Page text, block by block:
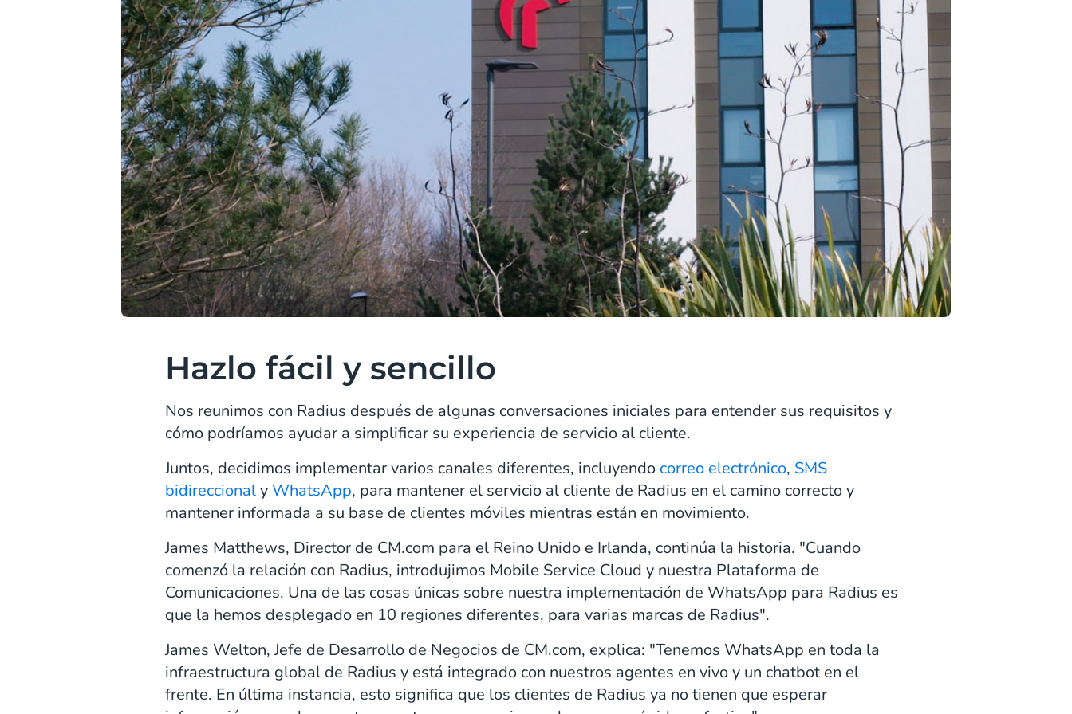
Hazlo fácil y sencillo
Nos reunimos con Radius después de algunas conversaciones iniciales para entender sus requisitos y
cómo podríamos ayudar a simplificar su experiencia de servicio al cliente.
Juntos, decidimos implementar varios canales diferentes, incluyendo correo electrónico, SMS
bidireccionaly WhatsApp, para mantener el servicio al cliente de Radius en el camino correcto y
mantener informada a su base de clientes móviles mientras están en movimiento.
James Matthews, Director de CM.com para el Reino Unido e Irlanda, continúa la historia. "Cuando
comenzó la relación con Radius, introdujimos Mobile Service Cloud y nuestra Plataforma de
Comunicaciones. Una de las cosas únicas sobre nuestra implementación de WhatsApp para Radius es
que la hemos desplegado en 10 regiones diferentes, para varias marcas de Radius".
James Welton, Jefe de Desarrollo de Negocios de CM.com, explica: "Tenemos WhatsApp en toda la
infraestructura global de Radius y está integrado con nuestros agentes en vivo y un chatbot en el
frente. En última instancia, esto significa que los clientes de Radius ya no tienen que esperar